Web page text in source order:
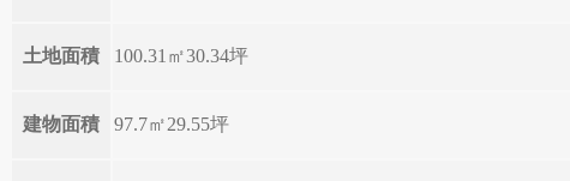
土地面積 100.31㎡30.34坪
建物面積 97.7㎡29.55坪